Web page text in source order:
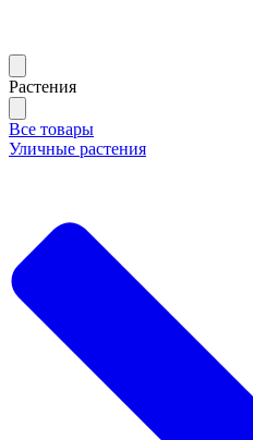
Растения
Все товары
Уличные растения